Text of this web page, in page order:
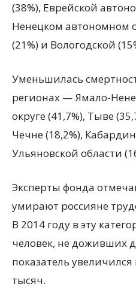
(38%), Еврейской
Ненецком автономном
(21%) и Вологодской
Уменьшилась
регионах — Ямало-
округе (41,7%), Тыве
Чечне (18,2%),
Ульяновской области
Эксперты фонда
умирают россияне
В 2014 году в эту
человек, не доживших
показатель
тысяч.